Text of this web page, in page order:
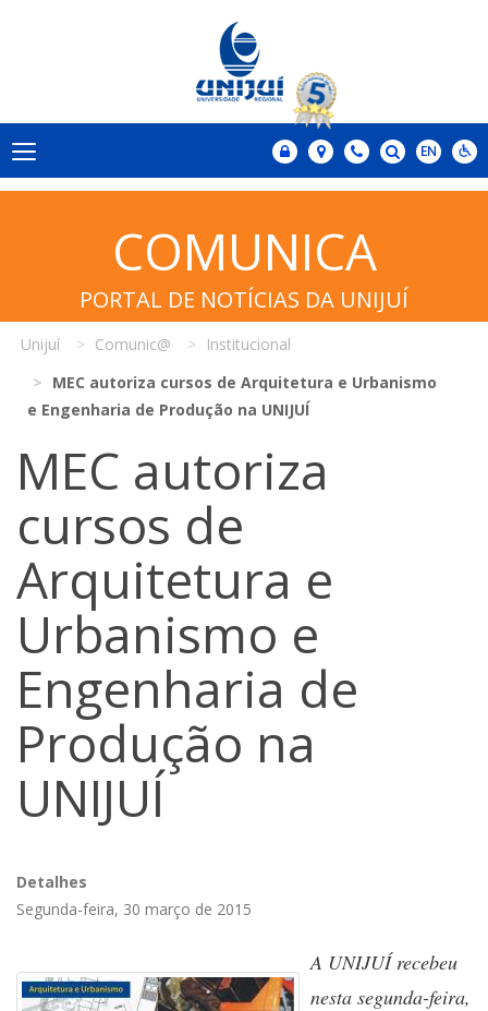
COMUNICA
PORTAL DE NOTÍCIAS DA UNIJUÍ
Unijuí Comunic@
Institucional
MEC autoriza cursos de Arquitetura e Urbanismo
e Engenharia de Produção na UNIJUÍ
MEC autoriza
cursos de
Arquitetura e
Urbanismo e
Engenharia de
Produção na
UNIJUÍ
Detalhes
Segunda-feira, 30 março de 2015
A UNIJUÍ recebeu
nesta segunda-feira,